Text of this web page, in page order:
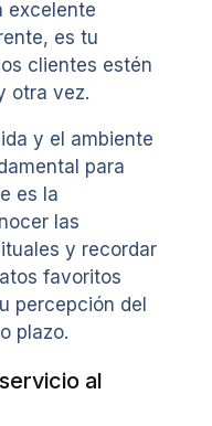
excelente
es tu
clientes estén
otra vez.
y el ambiente
para
es la
las
y recordar
favoritos
percepción del
plazo.
al